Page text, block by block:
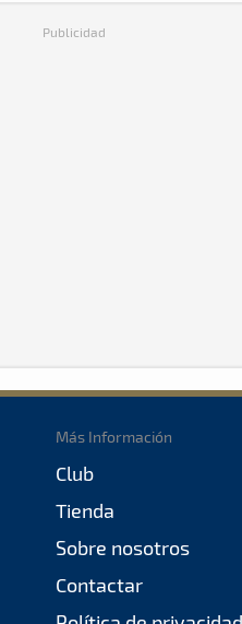
Publicidad
Más Información
Club
Tienda
Sobre nosotros
Contactar